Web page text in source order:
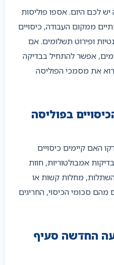
לכם היום. אספו פוליסות
ממקום העבודה, כיסויים
ופירוט תשלומים. אם
אפשר להתחיל בבדיקה
את מסמכי הפוליסה
הכיסויים בפוליסה
האם קיימים כיסויים
אמבולטוריות, חוות
מחלות קשות או
מהם סכומי הכיסוי, החריגים
החדשה סעיף